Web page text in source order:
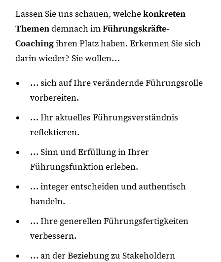
Lassen Sie uns schauen, welchekonkreten
Themendemnach imFührungskräfte-
Coachingihren Platz haben. Erkennen Sie sich
darin wieder? Sie wollen…
… sich auf Ihre verändernde Führungsrolle
vorbereiten.
… Ihr aktuelles Führungsverständnis
reflektieren.
… Sinn und Erfüllung in Ihrer
Führungsfunktion erleben.
… integer entscheiden und authentisch
handeln.
… Ihre generellen Führungsfertigkeiten
verbessern.
… an der Beziehung zu Stakeholdern